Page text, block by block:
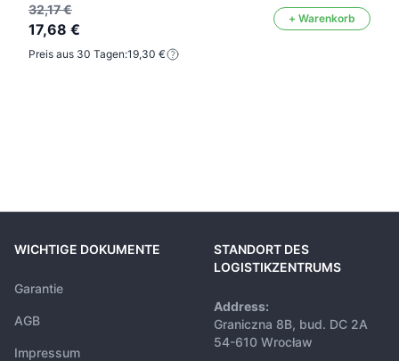
32,17 €
17,68 €
+ Warenkorb
Preis aus 30 Tagen:19,30 €
WICHTIGE DOKUMENTE
Garantie
AGB
Impressum
STANDORT DES
LOGISTIKZENTRUMS
Address:
Graniczna 8B, bud. DC 2A
54-610 Wrocław